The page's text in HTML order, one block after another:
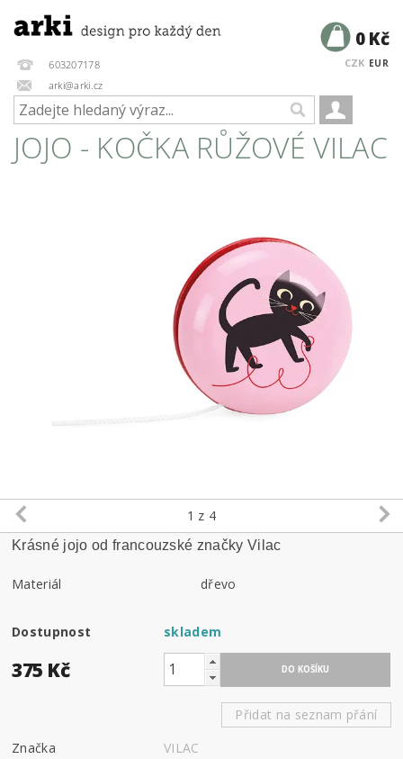
603207178
arki@arki.cz
CZK EUR
0 Kč
JOJO - KOČKA RŮŽOVÉ VILAC
1 z 4
Krásné jojo od francouzské značky Vilac
Materiál dřevo
Dostupnost skladem
375 Kč
Přidat na seznam přání
Značka
VILAC